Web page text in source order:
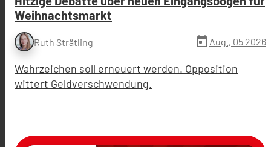
Weihnachtsmarkt
Ruth Strätling today Aug., 05 2026
Wahrzeichen soll erneuert werden. Opposition
wittert Geldverschwendung.